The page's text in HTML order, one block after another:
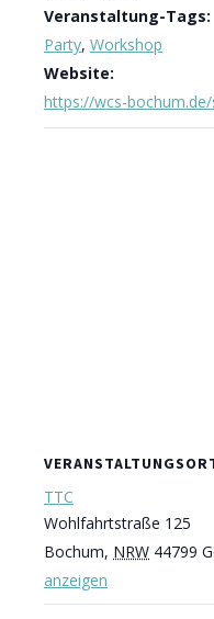
Veranstaltung-Tags:
Party, Workshop
Website:
https://wcs-
TTC
Wohlfahrtstraße 125
Bochum, NRW 44799
anzeigen